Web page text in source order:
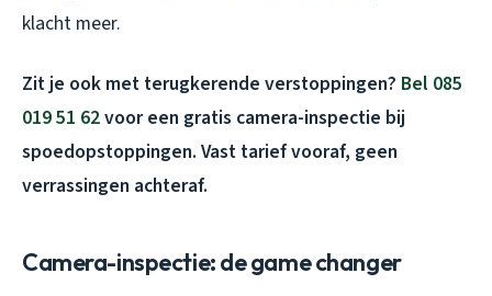
klacht meer.
Zit je ook met terugkerende verstoppingen? Bel 085
019 51 62voor een gratis camera-inspectie bij
spoedopstoppingen. Vast tarief vooraf, geen
verrassingen achteraf.
Camera-inspectie: de game changer